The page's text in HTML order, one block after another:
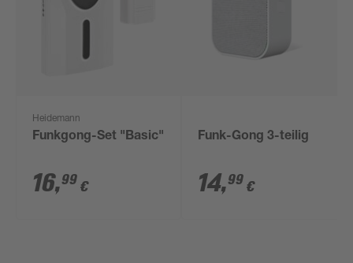
Heidemann
Funkgong-Set "Basic"
16,99 €
Funk-Gong 3-teilig
14,99 €